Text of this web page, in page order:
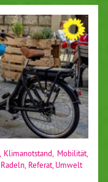
Klimanotstand
Mobilität,
Radeln Referat, Umwelt